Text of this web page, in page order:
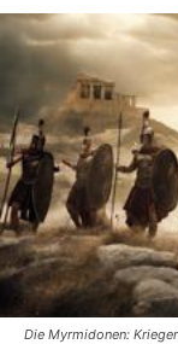
Die Myrmidonen: